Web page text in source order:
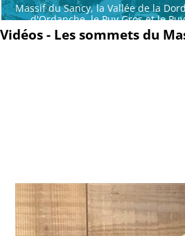
Massif du Sancy, la Vallée de la
d'Ordanche, le Puy Gros et le
Vidéos - Les sommets du